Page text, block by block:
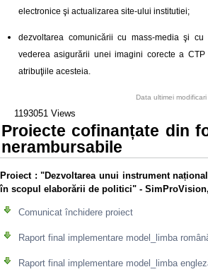
electronice şi actualizarea site-ului institutiei;
dezvoltarea comunicării cu mass-media şi
vederea asigurării unei imagini corecte a
atribuţiile acesteia.
Data ultimei
1193051 Views
Proiecte cofinanțate din
nerambursabile
Proiect : "Dezvoltarea unui instrument
în scopul elaborării de politici" - SimProVision,
Comunicat închidere proiect
Raport final implementare model_limba
Raport final implementare model_limba